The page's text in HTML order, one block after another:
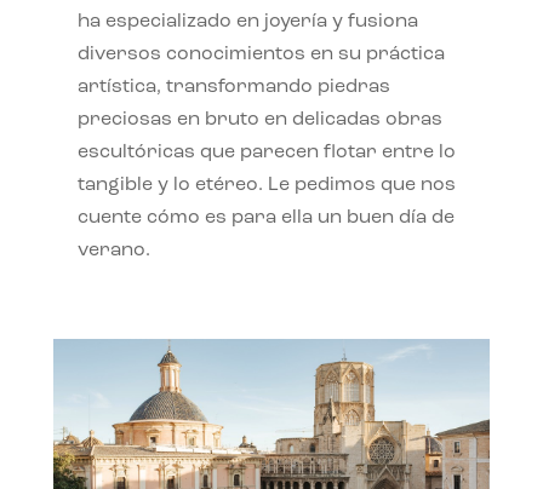
ha especializado en joyería y fusiona
diversos conocimientos en su práctica
artística, transformando piedras
preciosas en bruto en delicadas obras
escultóricas que parecen flotar entre lo
tangible y lo etéreo. Le pedimos que nos
cuente cómo es para ella un buen día de
verano.